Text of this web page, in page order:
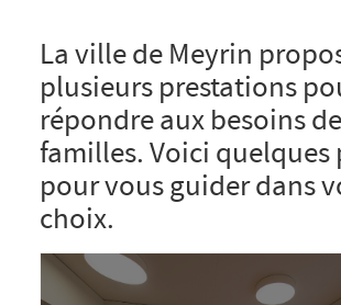
La ville de Meyrin
plusieurs prestations
répondre aux besoins
familles. Voici quelques
pour vous guider dans
choix.